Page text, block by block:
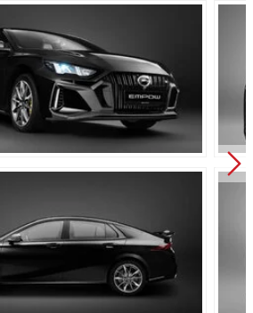
Независимая,
пружинная
Независимая,
пружинная
Дисковые
Китай
5 лет или 150 000 км
пробега